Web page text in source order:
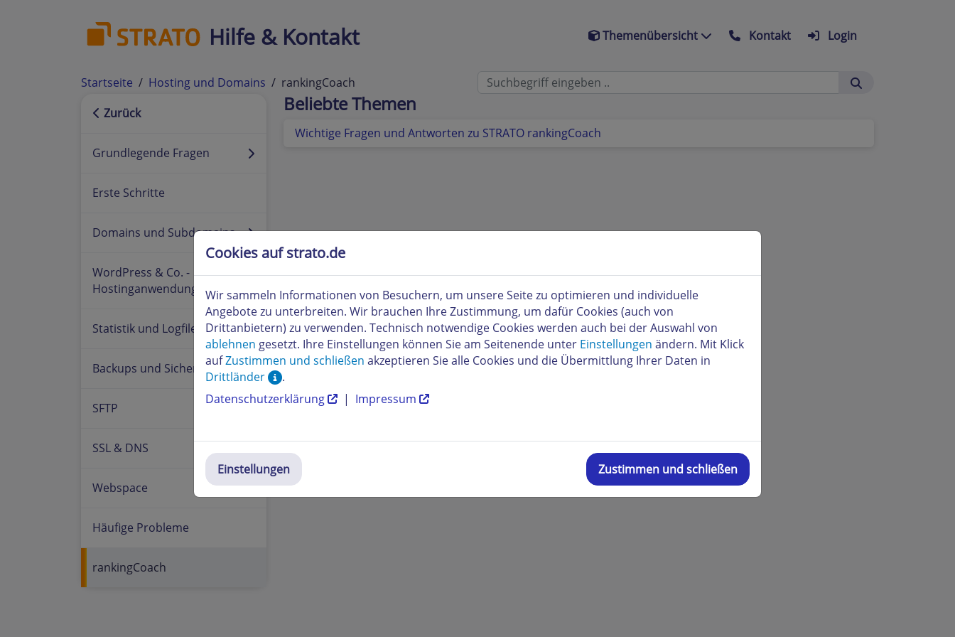
Hilfe & Kontakt Themenübersicht Kontakt Login
Startseite Hosting und Domains
rankingCoach
Zurück
Grundlegende Fragen
Erste Schritte
Domains und Subdomains
WordPress & Co. -
Hostinganwendungen
Statistik und Logfiles
Backups und Sicherheit
SFTP
SSL & DNS
Webspace
Häufige Probleme
rankingCoach
Beliebte Themen
Wichtige Fragen und Antworten zu STRATO rankingCoach
Cookies auf strato.de
Wir sammeln Informationen von Besuchern, um unsere Seite zu optimieren und individuelle
Angebote zu unterbreiten. Wir brauchen Ihre Zustimmung, um dafür Cookies (auch von
Drittanbietern) zu verwenden. Technisch notwendige Cookies werden auch bei der Auswahl von
ablehnen gesetzt. Ihre Einstellungen können Sie am Seitenende unter Einstellungen ändern. Mit Klick
aufZustimmen und schließen akzeptieren Sie alle Cookies und die Übermittlung Ihrer Daten in
Drittländer
.
Datenschutzerklärung
| Impressum
Einstellungen Zustimmen und schließen